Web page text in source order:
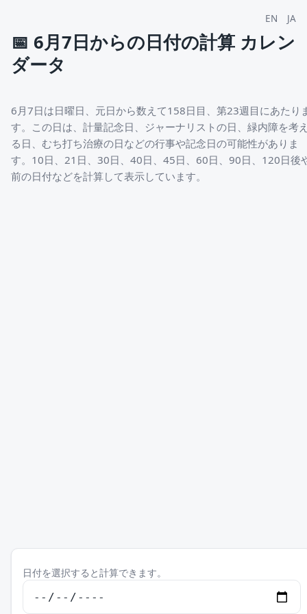
EN JA
📅 6月7日からの日付の計算 カレン
ダータ
6月7日は日曜日、元日から数えて158日目、第23週目にあたり
す。この日は、計量記念日、ジャーナリストの日、緑内障を考
る日、むち打ち治療の日などの行事や記念日の可能性がありま
す。10日、21日、30日、40日、45日、60日、90日、120日後
前の日付などを計算して表示しています。
日付を選択すると計算できます。